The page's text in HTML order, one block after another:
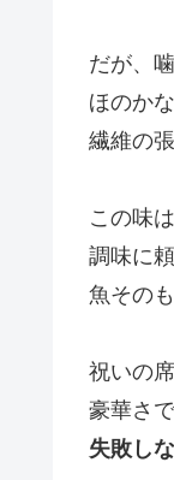
だが、
ほのか
繊維の
この味は
調味に頼
魚その
祝いの
豪華さ
失敗し